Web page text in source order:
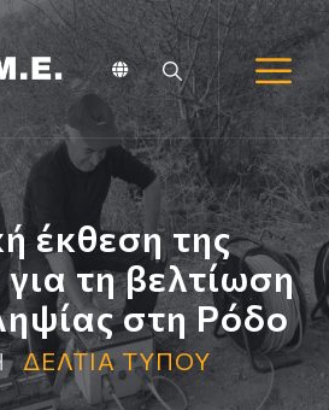
έκθεση της
τη βελτίωση
στη Ρόδο
ΔΕΛΤΙΑ ΤΥΠΟΥ